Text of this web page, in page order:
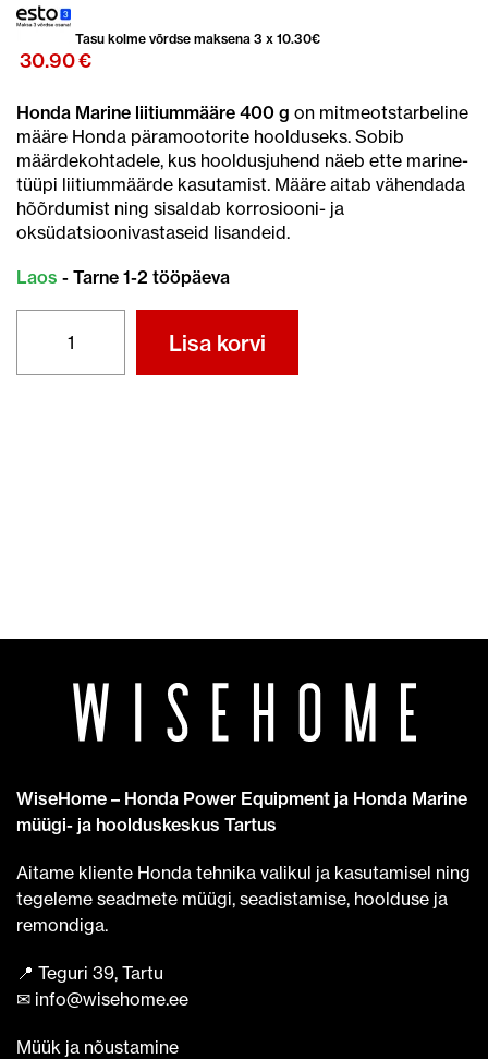
Tasu kolme võrdse maksena 3 x 10.30€
30.90€
Honda Marine liitiummääre 400 g on mitmeotstarbeline
määre Honda päramootorite hoolduseks. Sobib
määrdekohtadele, kus hooldusjuhend näeb ette marine-
tüüpi liitiummäärde kasutamist. Määre aitab vähendada
hõõrdumist ning sisaldab korrosiooni- ja
oksüdatsioonivastaseid lisandeid.
Laos - Tarne 1-2 tööpäeva
MARINE
Lisa korvi
WiseHome – Honda Power Equipment ja Honda Marine
müügi- ja hoolduskeskus Tartus
Aitame kliente Honda tehnika valikul ja kasutamisel ning
tegeleme seadmete müügi, seadistamise, hoolduse ja
remondiga.
📍 Teguri 39, Tartu
✉ info@wisehome.ee
Müük ja nõustamine